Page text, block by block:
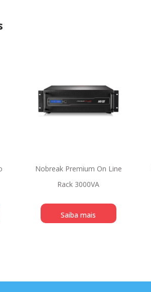
Nobreak Premium On Line
Rack 3000VA
Saiba mais